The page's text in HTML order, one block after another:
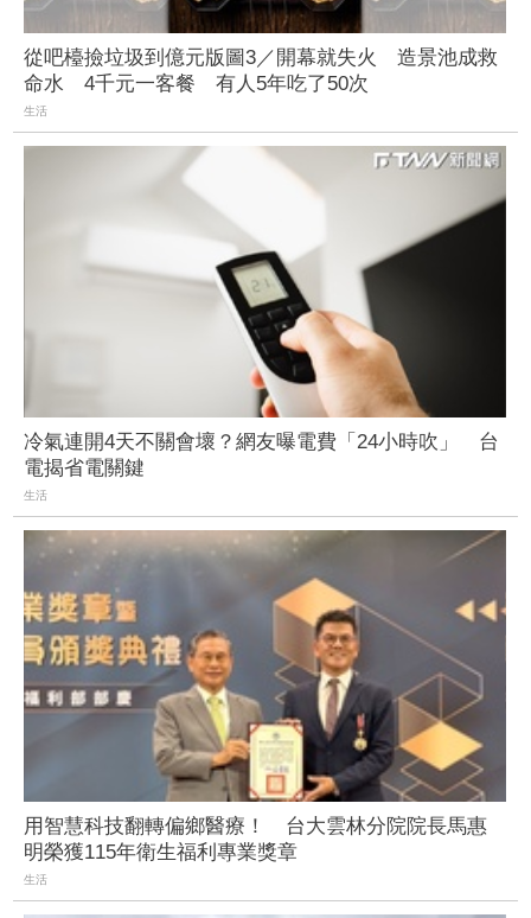
從吧檯撿垃圾到億元版圖3／開幕就失火 造景池成救
命水 4千元一客餐 有人5年吃了50次
生活
冷氣連開4天不關會壞？網友曝電費「24小時吹」 台
電揭省電關鍵
生活
用智慧科技翻轉偏鄉醫療！ 台大雲林分院院長馬惠
明榮獲115年衛生福利專業獎章
生活